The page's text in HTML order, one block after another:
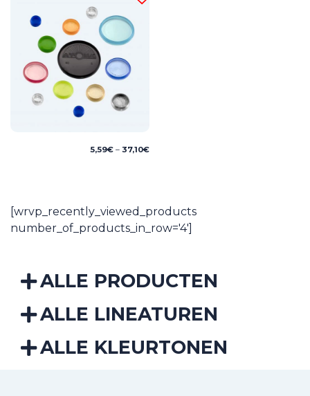
5,59€ – 37,10€Price
[wrvp_recently_viewed_products
number_of_products_in_row='4']
ALLE PRODUCTEN
ALLE LINEATUREN
ALLE KLEURTONEN